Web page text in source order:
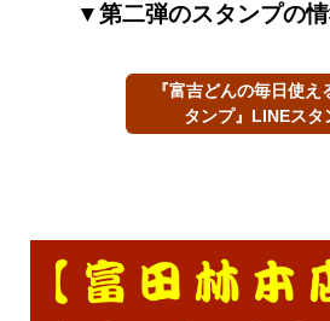
▼第二弾のスタンプの
『富吉どんの毎日使え
タンプ』LINEスタ